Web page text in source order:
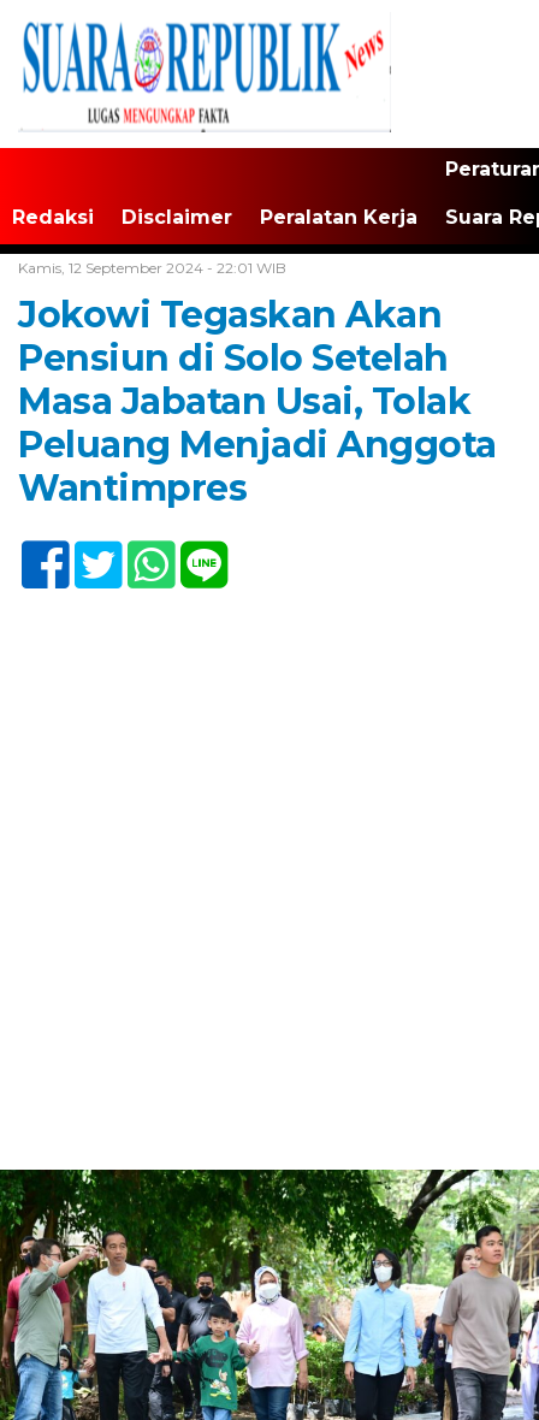
Redaksi Disclaimer Peralatan Kerja Suara
Kamis, 12 September 2024 - 22:01 WIB
Jokowi Tegaskan Akan
Pensiun di Solo Setelah
Masa Jabatan Usai, Tolak
Peluang Menjadi Anggota
Wantimpres